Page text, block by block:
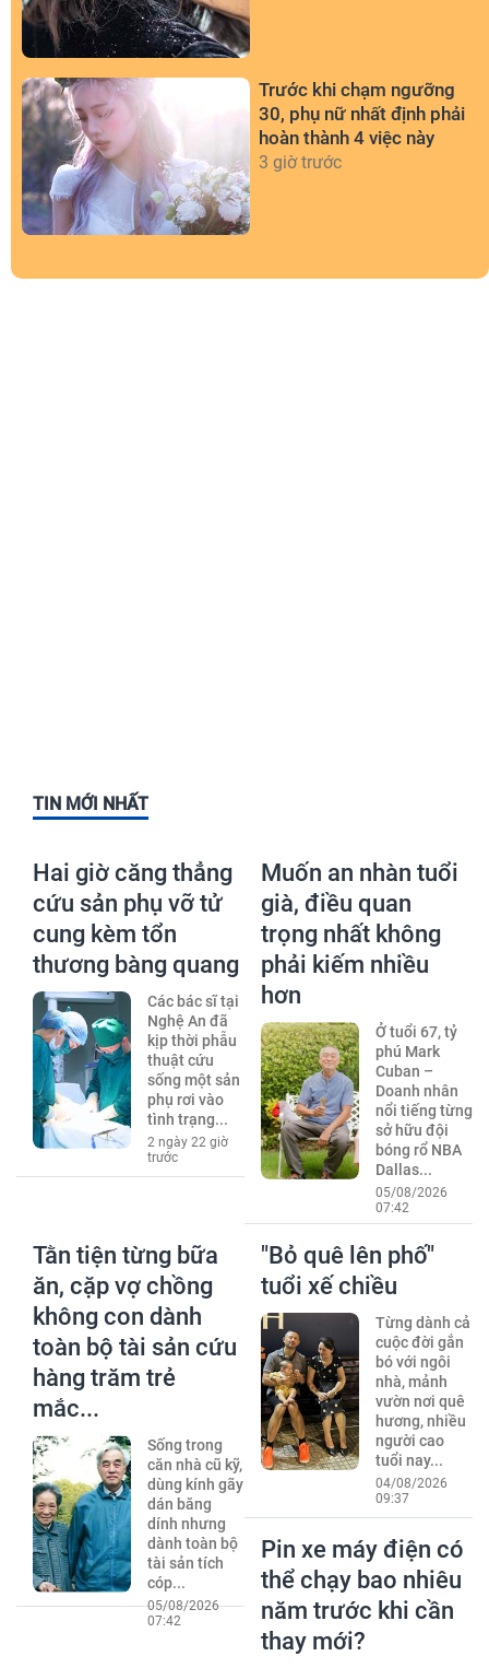
Trước khi chạm ngưỡng
30, phụ nữ nhất định phải
hoàn thành 4 việc này
3 giờ trước
TIN MỚI NHẤT
Hai giờ căng thẳng
cứu sản phụ vỡ tử
cung kèm tổn
thương bàng quang
Các bác sĩ tại
Nghệ An đã
kịp thời phẫu
thuật cứu
sống một sản
phụ rơi vào
tình trạng...
2 ngày 22 giờ
trước
Muốn an nhàn tuổi
già, điều quan
trọng nhất không
phải kiếm nhiều
hơn
Ở tuổi 67, tỷ
phú Mark
Cuban –
Doanh nhân
nổi tiếng từng
sở hữu đội
bóng rổ NBA
Dallas...
05/08/2026
07:42
Tằn tiện từng bữa
ăn, cặp vợ chồng
không con dành
toàn bộ tài sản cứu
hàng trăm trẻ
mắc...
Sống trong
căn nhà cũ kỹ,
dùng kính gãy
dán băng
dính nhưng
dành toàn bộ
tài sản tích
cóp...
05/08/2026
07:42
"Bỏ quê lên phố"
tuổi xế chiều
Từng dành cả
cuộc đời gắn
bó với ngôi
nhà, mảnh
vườn nơi quê
hương, nhiều
người cao
tuổi nay...
04/08/2026
09:37
Pin xe máy điện có
thể chạy bao nhiêu
năm trước khi cần
thay mới?